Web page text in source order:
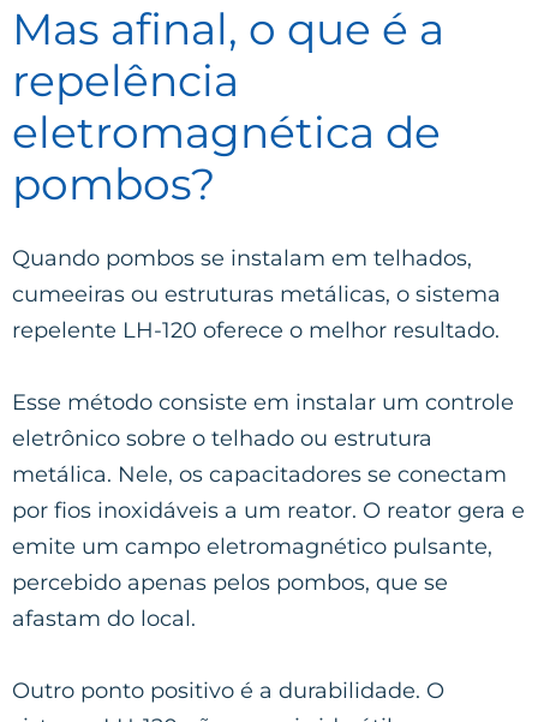
Mas afinal, o que é a
repelência
eletromagnética de
pombos?
Quando pombos se instalam em telhados,
cumeeiras ou estruturas metálicas, o sistema
repelente LH-120 oferece o melhor resultado.
Esse método consiste em instalar um controle
eletrônico sobre o telhado ou estrutura
metálica. Nele, os capacitadores se conectam
por fios inoxidáveis a um reator. O reator gera e
emite um campo eletromagnético pulsante,
percebido apenas pelos pombos, que se
afastam do local.
Outro ponto positivo é a durabilidade. O